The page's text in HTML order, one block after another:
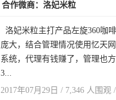
合作微商：洛妃米粒
洛妃米粒主打产品左旋360咖
庞大，结合管理情况使用忆天
系统，代理有钱赚了，管理也
3...
2017年07月29日 / 7,346 人围观 /